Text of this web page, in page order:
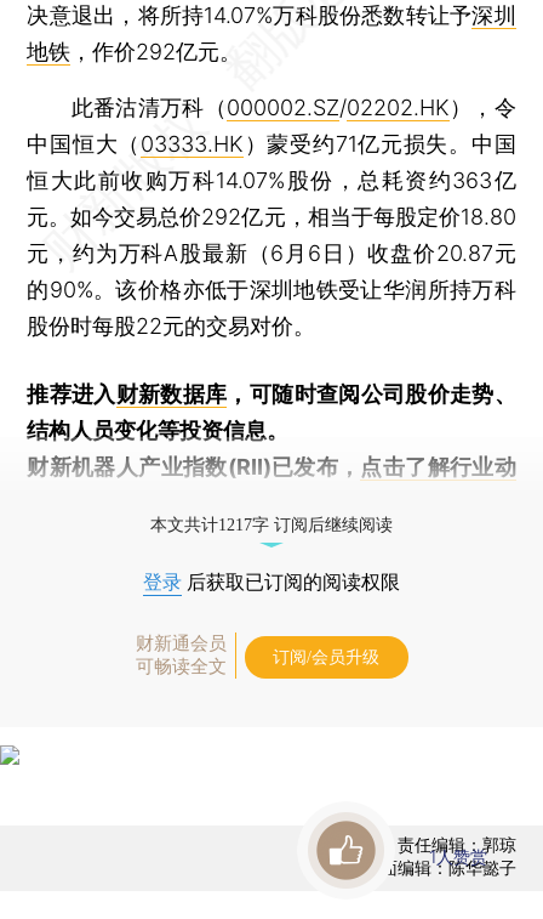
决意退出，将所持14.07%万科股份悉数转让予深圳
地铁 ，作价292亿元。
此番沽清万科（000002.SZ/02202.HK），令
中国恒大（ 03333.HK ）蒙受约71亿元损失。中国
恒大此前收购万科14.07%股份，总耗资约363亿
元。如今交易总价292亿元，相当于每股定价18.80
元，约为万科A股最新（6月6日）收盘价20.87元
的90%。该价格亦低于深圳地铁受让华润所持万科
股份时每股22元的交易对价。
推荐进入财新数据库 ，可随时查阅公司股价走势、
结构人员变化等投资信息。
财新机器人产业指数(RII)已发布， 点击了解行业动
本文共计1217字 订阅后继续阅读
登录 后获取已订阅的阅读权限
财新通会员
可畅读全文
订阅/会员升级
责任编辑：郭琼
版面编辑：陈华懿子
1人赞赏